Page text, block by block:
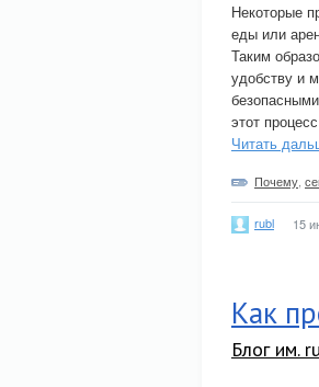
Некоторые
еды или
Таким
удобству и
этот
Читать
Почему
rubl 15
Как
Блог им.